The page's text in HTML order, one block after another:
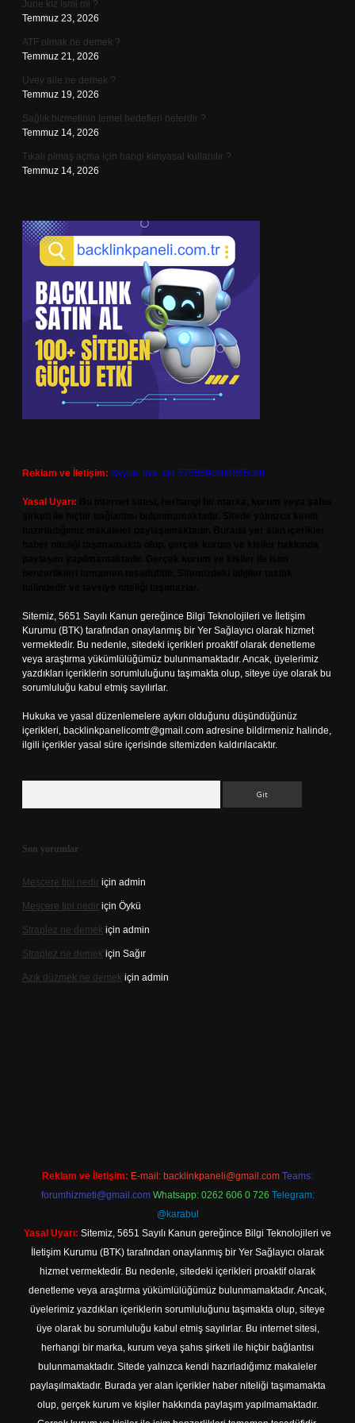
June kız ismi mi ?
Temmuz 23, 2026
ATF olmak ne demek ?
Temmuz 21, 2026
Üvey aile ne demek ?
Temmuz 19, 2026
Sağlık hizmetinin temel hedefleri nelerdir ?
Temmuz 14, 2026
Tıkalı pimaş açma için hangi kimyasal kullanılır ?
Temmuz 14, 2026
Reklam ve İletişim: Skype: live:.cid.575569c608265c69
Yasal Uyarı:
Sitemiz, 5651 Sayılı Kanun gereğince Bilgi Teknolojileri ve İletişim
Kurumu (BTK) tarafından onaylanmış bir Yer Sağlayıcı olarak hizmet
vermektedir. Bu nedenle, sitedeki içerikleri proaktif olarak denetleme
veya araştırma yükümlülüğümüz bulunmamaktadır. Ancak, üyelerimiz
yazdıkları içeriklerin sorumluluğunu taşımakta olup, siteye üye olarak bu
sorumluluğu kabul etmiş sayılırlar.
Hukuka ve yasal düzenlemelere aykırı olduğunu düşündüğünüz
içerikleri, backlinkpanelicomtr@gmail.com adresine bildirmeniz halinde,
ilgili içerikler yasal süre içerisinde sitemizden kaldırılacaktır.
Son yorumlar
Meşcere tipi nedir için admin
Meşcere tipi nedir için Öykü
Straplez ne demek için admin
Straplez ne demek için Sağır
Azık düzmek ne demek için admin
Reklam ve İletişim: E-mail: backlinkpaneli@gmail.com Teams:
forumhizmeti@gmail.com Whatsapp: 0262 606 0 726 Telegram:
@karabul
Yasal Uyarı: Sitemiz, 5651 Sayılı Kanun gereğince Bilgi Teknolojileri ve
İletişim Kurumu (BTK) tarafından onaylanmış bir Yer Sağlayıcı olarak
hizmet vermektedir. Bu nedenle, sitedeki içerikleri proaktif olarak
denetleme veya araştırma yükümlülüğümüz bulunmamaktadır. Ancak,
üyelerimiz yazdıkları içeriklerin sorumluluğunu taşımakta olup, siteye
üye olarak bu sorumluluğu kabul etmiş sayılırlar. Bu internet sitesi,
herhangi bir marka, kurum veya şahıs şirketi ile hiçbir bağlantısı
bulunmamaktadır. Sitede yalnızca kendi hazırladığımız makaleler
paylaşılmaktadır. Burada yer alan içerikler haber niteliği taşımamakta
olup, gerçek kurum ve kişiler hakkında paylaşım yapılmamaktadır.